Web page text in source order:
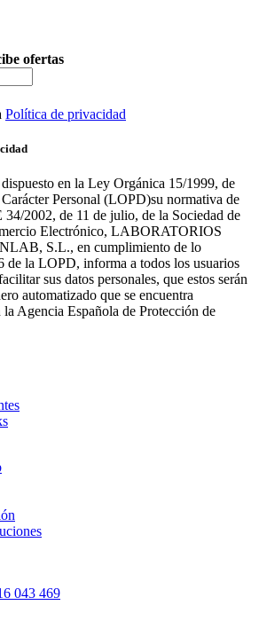
ofertas
Política de privacidad
en la Ley Orgánica 15/1999, de
Personal (LOPD)su normativa de
2002, de 11 de julio, de la Sociedad de
Electrónico, LABORATORIOS
S.L., en cumplimiento de lo
de la LOPD, informa a todos los usuarios
sus datos personales, que estos serán
automatizado que se encuentra
Agencia Española de Protección de
043 469